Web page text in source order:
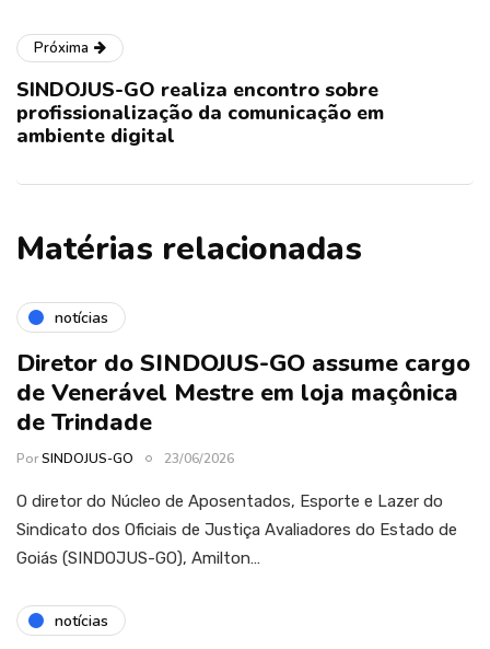
Próxima
SINDOJUS-GO realiza encontro sobre
profissionalização da comunicação em
ambiente digital
Matérias relacionadas
notícias
Diretor do SINDOJUS-GO assume cargo
de Venerável Mestre em loja maçônica
de Trindade
PorSINDOJUS-GO 23/06/2026
O diretor do Núcleo de Aposentados, Esporte e Lazer do
Sindicato dos Oficiais de Justiça Avaliadores do Estado de
Goiás (SINDOJUS-GO), Amilton…
notícias